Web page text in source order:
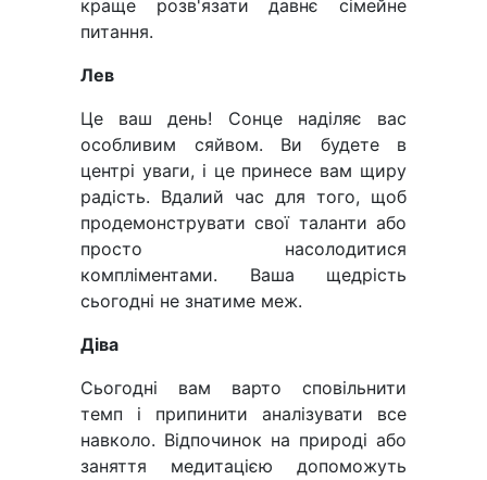
краще розв'язати давнє сімейне
питання.
Лев
Це ваш день! Сонце наділяє вас
особливим сяйвом. Ви будете в
центрі уваги, і це принесе вам щиру
радість. Вдалий час для того, щоб
продемонструвати свої таланти або
просто насолодитися
компліментами. Ваша щедрість
сьогодні не знатиме меж.
Діва
Сьогодні вам варто сповільнити
темп і припинити аналізувати все
навколо. Відпочинок на природі або
заняття медитацією допоможуть